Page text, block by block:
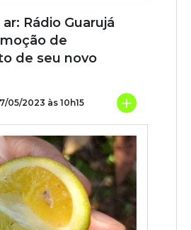
Rádio Guarujá
de
de seu novo
05/2023 às 10h15 +